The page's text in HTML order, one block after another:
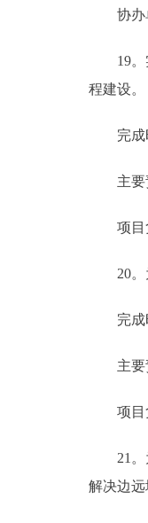
协办单
19。实
程建设。
完成时
主要责
项目负
20。为
完成时
主要责
项目负
21。为
解决边